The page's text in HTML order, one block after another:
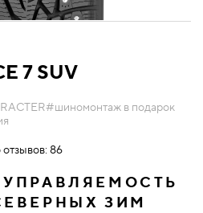
7 SUV
#шиномонтаж в подарок
отзывов: 86
ЗИМ